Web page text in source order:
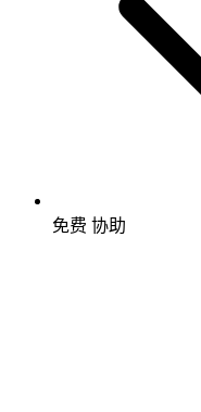
免费 协助